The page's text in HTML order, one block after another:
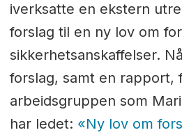
iverksatte en ekstern
forslag til en ny lov om
sikkerhetsanskaffelser.
forslag, samt en rapport,
arbeidsgruppen som
har ledet: «Ny lov om